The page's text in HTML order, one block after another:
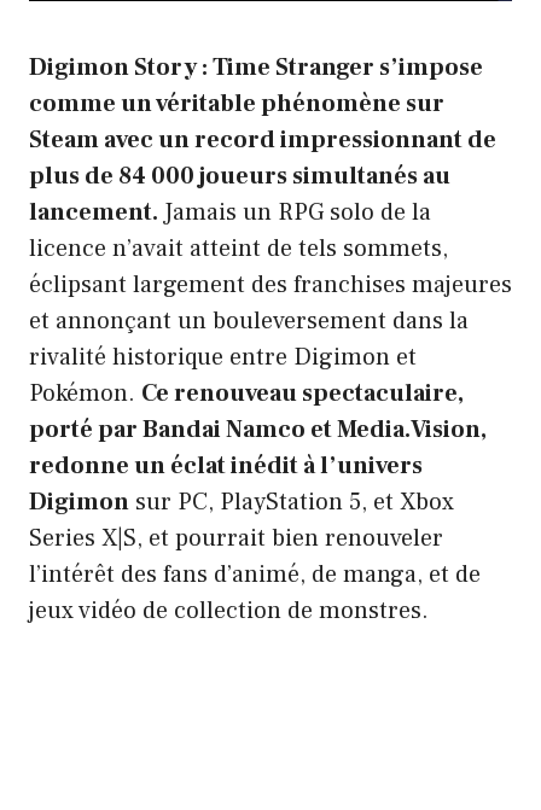
Digimon Story : Time Stranger s’impose
comme un véritable phénomène sur
Steam avec un record impressionnant de
plus de 84 000 joueurs simultanés au
lancement. Jamais un RPG solo de la
licence n’avait atteint de tels sommets,
éclipsant largement des franchises majeures
et annonçant un bouleversement dans la
rivalité historique entre Digimon et
Pokémon. Ce renouveau spectaculaire,
porté par Bandai Namco et Media.Vision,
redonne un éclat inédit à l’univers
Digimon sur PC, PlayStation 5, et Xbox
Series X|S, et pourrait bien renouveler
l’intérêt des fans d’animé, de manga, et de
jeux vidéo de collection de monstres.